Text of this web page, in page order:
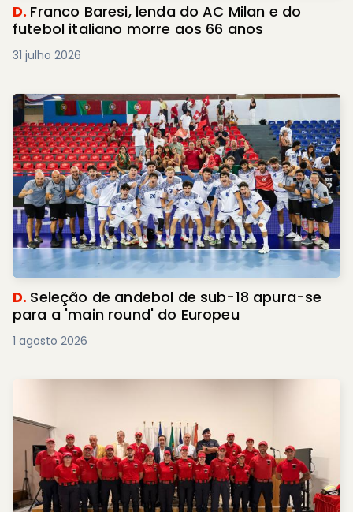
D. Franco Baresi, lenda do AC Milan e do
futebol italiano morre aos 66 anos
31 julho 2026
D. Seleção de andebol de sub-18 apura-se
para a 'main round' do Europeu
1 agosto 2026